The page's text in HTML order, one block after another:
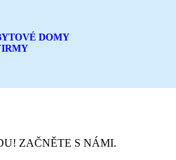
DOMY
ZAČNĚTE S NÁMI.